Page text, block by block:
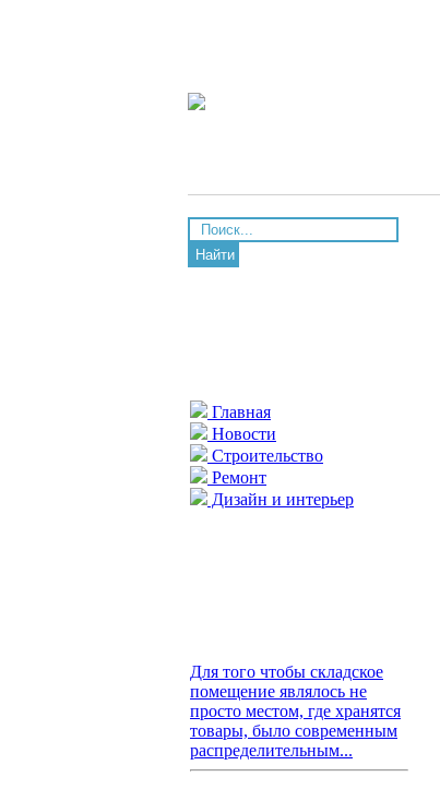
Найти
Главная
Новости
Строительство
Ремонт
Дизайн и интерьер
Для того чтобы складское
помещение являлось не
просто местом, где хранятся
товары, было современным
распределительным...